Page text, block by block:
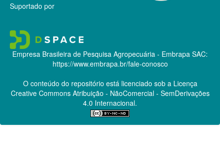
Suportado por
Empresa Brasileira de Pesquisa Agropecuária - Embrapa SAC:
https://www.embrapa.br/fale-conosco
O conteúdo do repositório está licenciado sob a Licença
Creative CommonsAtribuição - NãoComercial - SemDerivações
4.0 Internacional.